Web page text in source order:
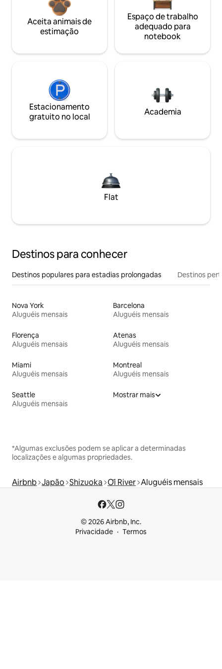
Aceita animais de
estimação
Espaço de trabalho
adequado para
notebook
Estacionamento
gratuito no local
Academia
Flat
Destinos para conhecer
Destinos populares para estadias prolongadas Destinos
Nova York
Aluguéis mensais
Barcelona
Aluguéis mensais
Florença
Aluguéis mensais
Atenas
Aluguéis mensais
Miami
Aluguéis mensais
Montreal
Aluguéis mensais
Seattle
Aluguéis mensais
Mostrar mais
*Algumas exclusões podem se aplicar a determinadas
localizações e algumas propriedades.
Airbnb Japão Shizuoka Ōi River Aluguéis mensais
© 2026 Airbnb, Inc.
Privacidade
Termos